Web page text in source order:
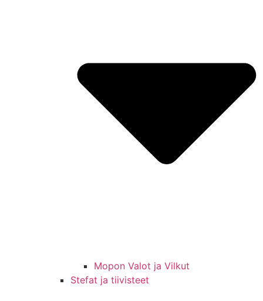
Mopon Valot ja Vilkut
Stefat ja tiivisteet